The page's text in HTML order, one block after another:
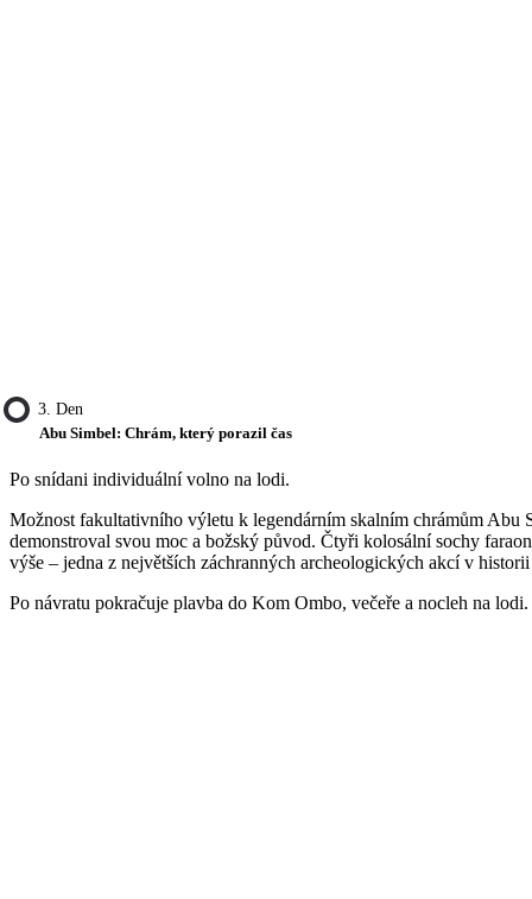
3. Den
Abu Simbel: Chrám, který porazil čas
Po snídani individuální volno na lodi.
Možnost fakultativního výletu k legendárním skalním chrámům Abu
demonstroval svou moc a božský původ. Čtyři kolosální sochy
výše – jedna z největších záchranných archeologických akcí v
Po návratu pokračuje plavba do Kom Ombo, večeře a nocleh na lodi.